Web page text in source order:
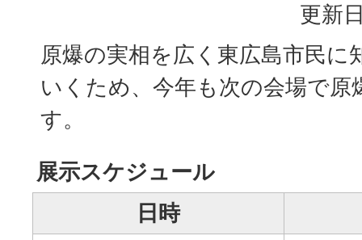
更新
原爆の実相を広く東広島市民に
いくため、今年も次の会場で原
す。
展示スケジュール
日時